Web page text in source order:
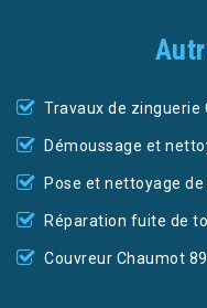
Travaux de zinguerie
Démoussage et
Pose et nettoyage
Réparation fuite de
Couvreur Chaumot